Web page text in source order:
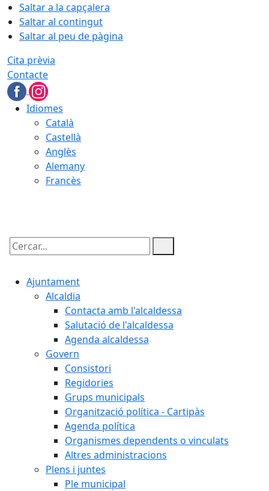
Saltar a la capçalera
Saltar al contingut
Saltar al peu de pàgina
Cita prèvia
Contacte
Idiomes
Català
Castellà
Anglès
Alemany
Francès
Cercar:
Ajuntament
Alcaldia
Contacta amb l'alcaldessa
Salutació de l'alcaldessa
Agenda alcaldessa
Govern
Consistori
Regidories
Grups municipals
Organització política - Cartipàs
Agenda política
Organismes dependents o vinculats
Altres administracions
Plens i juntes
Ple municipal